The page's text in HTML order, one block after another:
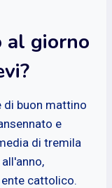
al giorno
di buon mattino
e
di tremila
cattolico.